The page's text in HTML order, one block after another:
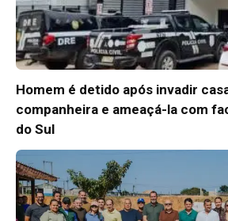
Homem é detido após invadir
companheira e ameaçá-la com
do Sul